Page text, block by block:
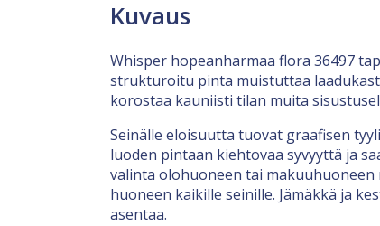
Kuvaus
Whisper hopeanharmaa flora 36497
strukturoitu pinta muistuttaa
korostaa kauniisti tilan muita
Seinälle eloisuutta tuovat graafisen
luoden pintaan kiehtovaa syvyyttä ja
valinta olohuoneen tai
huoneen kaikille seinille. Jämäkkä ja
asentaa.